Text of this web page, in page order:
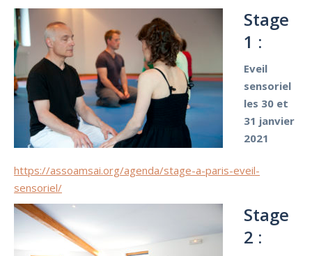
Stage
1 :
Eveil
sensoriel
les 30 et
31 janvier
2021
https://assoamsai.org/agenda/stage-a-paris-eveil-
sensoriel/
Stage
2 :